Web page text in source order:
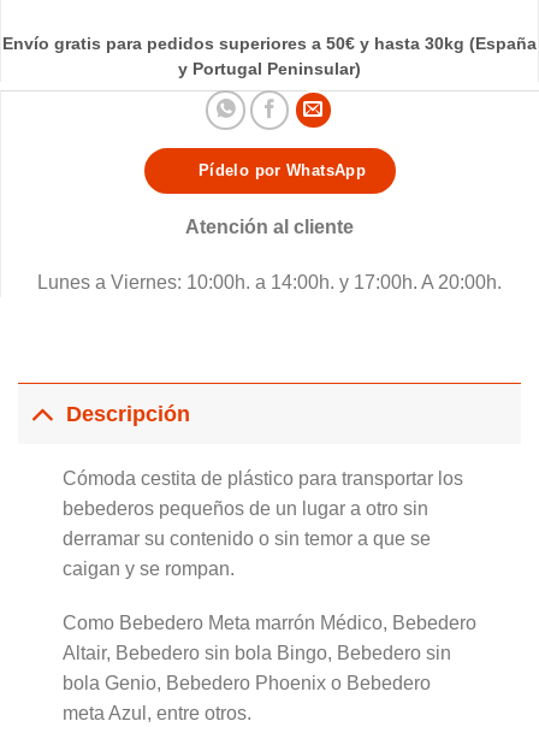
Envío gratis para pedidos superiores a 50€ y hasta 30kg (España
y Portugal Peninsular)
Pídelo por WhatsApp
Atención al cliente
Lunes a Viernes: 10:00h. a 14:00h. y 17:00h. A 20:00h.
Descripción
Cómoda cestita de plástico para transportar los
bebederos pequeños de un lugar a otro sin
derramar su contenido o sin temor a que se
caigan y se rompan.
Como Bebedero Meta marrón Médico, Bebedero
Altair, Bebedero sin bola Bingo, Bebedero sin
bola Genio, Bebedero Phoenix o Bebedero
meta Azul, entre otros.